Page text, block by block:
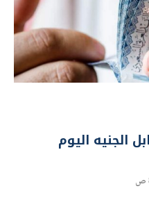
الجنيه اليوم